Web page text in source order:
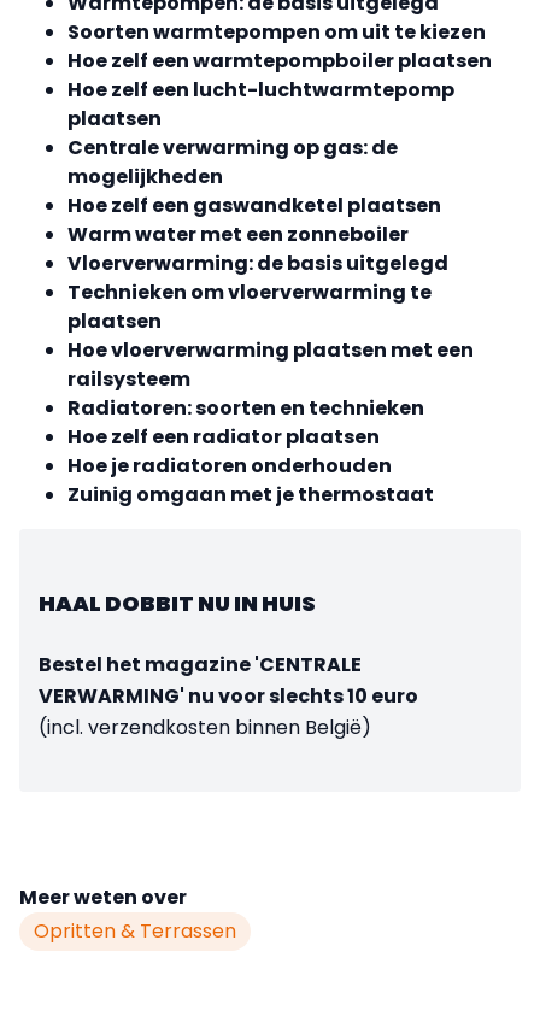
Soorten warmtepompen om uit te kiezen
Hoe zelf een warmtepompboiler plaatsen
Hoe zelf een lucht-luchtwarmtepomp
plaatsen
Centrale verwarming op gas: de
mogelijkheden
Hoe zelf een gaswandketel plaatsen
Warm water met een zonneboiler
Vloerverwarming: de basis uitgelegd
Technieken om vloerverwarming te
plaatsen
Hoe vloerverwarming plaatsen met een
railsysteem
Radiatoren: soorten en technieken
Hoe zelf een radiator plaatsen
Hoe je radiatoren onderhouden
Zuinig omgaan met je thermostaat
HAAL DOBBIT NU IN HUIS
Bestel het magazine 'CENTRALE
VERWARMING' nu voor slechts 10 euro
(incl. verzendkosten binnen België)
Meer weten over
Opritten & Terrassen